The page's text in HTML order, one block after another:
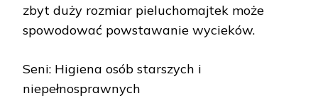
zbyt duży rozmiar pieluchomajtek może
spowodować powstawanie wycieków.
Seni: Higiena osób starszych i
niepełnosprawnych